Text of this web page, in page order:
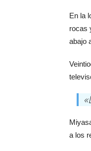
En la
rocas
abajo
a los